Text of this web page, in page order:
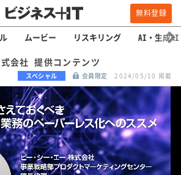
無料登録
ムービー リスキリング AI・生成AI
会社 提供コンテンツ
スペシャル 会員限定 2024/05/10 掲載